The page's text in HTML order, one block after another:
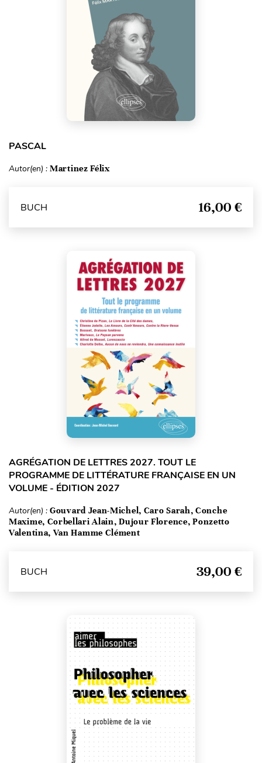
PASCAL
Autor(en) : Martinez Félix
BUCH 16,00 €
AGRÉGATION DE LETTRES 2027. TOUT LE
PROGRAMME DE LITTÉRATURE FRANÇAISE EN UN
VOLUME - ÉDITION 2027
Autor(en) : Gouvard Jean-Michel, Caro Sarah, Conche
Maxime, Corbellari Alain, Dujour Florence, Ponzetto
Valentina, Van Hamme Clément
BUCH 39,00 €